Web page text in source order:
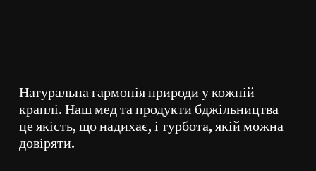
Натуральна гармонія природи у кожній
краплі. Наш мед та продукти бджільництва –
це якість, що надихає, і турбота, якій можна
довіряти.